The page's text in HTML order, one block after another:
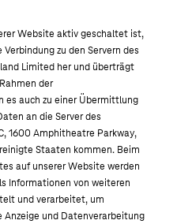
Website aktiv geschaltet ist,
zu den Servern des
Limited her und überträgt
der
es auch zu einer Übermittlung
an die Server des
1600 Amphitheatre Parkway,
Staaten kommen. Beim
auf unserer Website werden
Informationen von weiteren
und verarbeitet, um
Anzeige und Datenverarbeitung